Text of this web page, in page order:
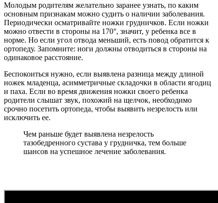
Молодым родителям желательно заранее узнать, по каким
основным признакам можно судить о наличии заболевания.
Периодически осматривайте ножки грудничков. Если ножки
можно отвести в стороны на 170°, значит, у ребенка все в
норме. Но если угол отвода меньший, есть повод обратится к
ортопеду. Запомните: ноги должны отводиться в стороны на
одинаковое расстояние.
Беспокоиться нужно, если выявлена разница между длиной
ножек младенца, асимметричные складочки в области ягодиц
и паха. Если во время движения ножки своего ребенка
родители слышат звук, похожий на щелчок, необходимо
срочно посетить ортопеда, чтобы выявить незрелость или
исключить ее.
Чем раньше будет выявлена незрелость
тазобедренного сустава у грудничка, тем больше
шансов на успешное лечение заболевания.